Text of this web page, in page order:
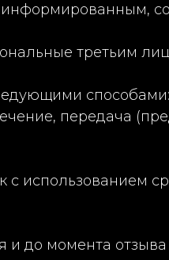
третьим
передача
использованием
и до момента отзыва